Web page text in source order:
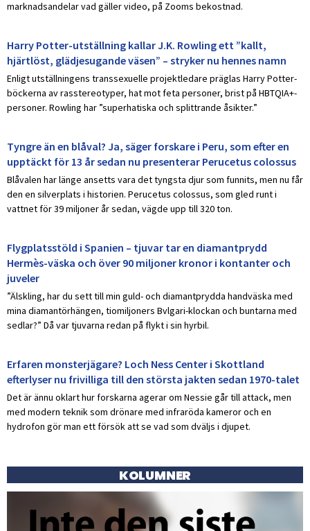
marknadsandelar vad gäller video, på Zooms bekostnad.
Harry Potter-utställning kallar J.K. Rowling ett ”kallt,
hjärtlöst, glädjesugande väsen” – stryker nu hennes namn
Enligt utställningens transsexuelle projektledare präglas Harry Potter-
böckerna av rasstereotyper, hat mot feta personer, brist på HBTQIA+-
personer. Rowling har ”superhatiska och splittrande åsikter.”
Tyngre än en blåval? Ja, säger forskare i Peru, som efter en
upptäckt för 13 år sedan nu presenterar Perucetus colossus
Blåvalen har länge ansetts vara det tyngsta djur som funnits, men nu får
den en silverplats i historien. Perucetus colossus, som gled runt i
vattnet för 39 miljoner år sedan, vägde upp till 320 ton.
Flygplatsstöld i Spanien – tjuvar tar en diamantprydd
Hermès-väska och över 90 miljoner kronor i kontanter och
juveler
”Älskling, har du sett till min guld- och diamantprydda handväska med
mina diamantörhängen, tiomiljoners Bvlgari-klockan och buntarna med
sedlar?” Då var tjuvarna redan på flykt i sin hyrbil.
Erfaren monsterjägare? Loch Ness Center i Skottland
efterlyser nu frivilliga till den största jakten sedan 1970-talet
Det är ännu oklart hur forskarna agerar om Nessie går till attack, men
med modern teknik som drönare med infraröda kameror och en
hydrofon gör man ett försök att se vad som dväljs i djupet.
KOLUMNER